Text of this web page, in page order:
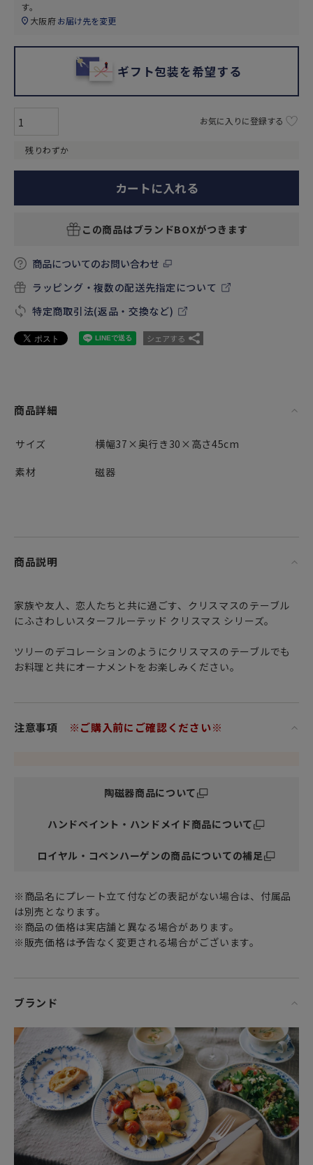
す。
大阪府お届け先を変更
ギフト包装を希望する
残りわずか
お気に入りに登録する
カートに入れる
この商品はブランドBOXがつきます
商品についてのお問い合わせ
ラッピング・複数の配送先指定について
特定商取引法(返品・交換など)
シェアする
商品詳細
サイズ
横幅37×奥行き30×高さ45cm
素材
磁器
商品説明
家族や友人、恋人たちと共に過ごす、クリスマスのテーブル
にふさわしいスターフルーテッド クリスマス シリーズ。
ツリーのデコレーションのようにクリスマスのテーブルでも
お料理と共にオーナメントをお楽しみください。
注意事項 ※ご購入前にご確認ください※
陶磁器商品について
ハンドペイント・ハンドメイド商品について
ロイヤル・コペンハーゲンの商品についての補足
※商品名にプレート立て付などの表記がない場合は、付属品
は別売となります。
※商品の価格は実店舗と異なる場合があります。
※販売価格は予告なく変更される場合がございます。
ブランド